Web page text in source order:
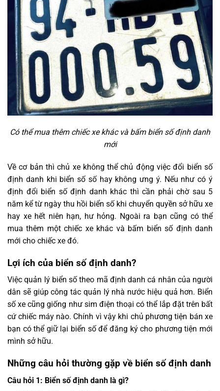
Có thể mua thêm chiếc xe khác và bấm biển số định danh
mới
Về cơ bản thì chủ xe không thể chủ động việc đổi biển số
định danh khi biển số số hay không ưng ý. Nếu như có ý
định đổi biển số định danh khác thì cần phải chờ sau 5
năm kể từ ngày thu hồi biển số khi chuyển quyền sở hữu xe
hay xe hết niên hạn, hư hỏng. Ngoài ra bạn cũng có thể
mua thêm một chiếc xe khác và bấm biển số định danh
mới cho chiếc xe đó.
Lợi ích của biển số định danh?
Việc quản lý biển số theo mã định danh cá nhân của người
dân sẽ giúp công tác quản lý nhà nước hiệu quả hơn. Biển
số xe cũng giống như sim điện thoại có thể lắp đặt trên bất
cứ chiếc máy nào. Chính vì vậy khi chủ phương tiện bán xe
bạn có thể giữ lại biển số để đăng ký cho phương tiện mới
mình sở hữu.
Những câu hỏi thường gặp về biển số định danh
Câu hỏi 1: Biển số định danh là gì?